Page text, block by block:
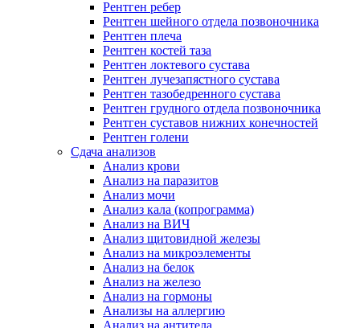
Рентген ребер
Рентген шейного отдела позвоночника
Рентген плеча
Рентген костей таза
Рентген локтевого сустава
Рентген лучезапястного сустава
Рентген тазобедренного сустава
Рентген грудного отдела позвоночника
Рентген суставов нижних конечностей
Рентген голени
Сдача анализов
Анализ крови
Анализ на паразитов
Анализ мочи
Анализ кала (копрограмма)
Анализ на ВИЧ
Анализ щитовидной железы
Анализ на микроэлементы
Анализ на белок
Анализ на железо
Анализ на гормоны
Анализы на аллергию
Анализ на антитела